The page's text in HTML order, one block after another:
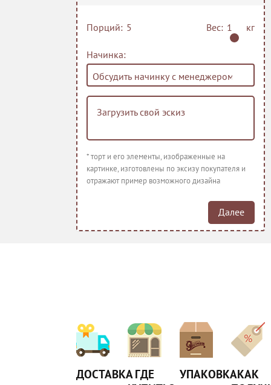
Шоколадный
Красный
Заказ на
кг, не менее
или квадрат.
для тяжелого
тортов из-за
фрукты, крем,
Порций: Вес: кг
Начинка:
Загрузить свой эскиз
* торт и его элементы, изображенные на
картинке, изготовлены по эксизу покупателя и
отражают пример возможного дизайна
Далее
ДОСТАВКАГДЕ
УПАКОВКАКАК